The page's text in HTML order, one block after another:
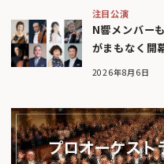
注目公演
N響メンバー
がまもなく開
2026年8月6日